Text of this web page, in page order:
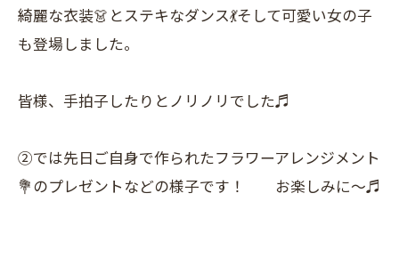
綺麗な衣装👗とステキなダンス💃そして可愛い女の子
も登場しました。
皆様、手拍子したりとノリノリでした♬
②では先日ご自身で作られたフラワーアレンジメント
💐のプレゼントなどの様子です！ お楽しみに～♬